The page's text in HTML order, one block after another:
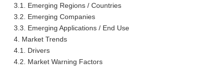
3.1. Emerging Regions / Countries
3.2. Emerging Companies
3.3. Emerging Applications / End Use
4. Market Trends
4.1. Drivers
4.2. Market Warning Factors